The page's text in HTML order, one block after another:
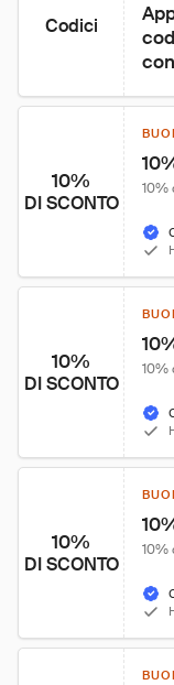
Codici
10%
DI SCONTO
10%
10%
DI SCONTO
10%
10%
DI SCONTO
10%